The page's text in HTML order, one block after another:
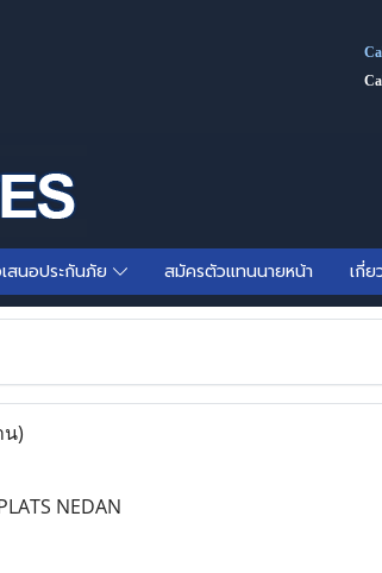
สนอประกันภัย สมัครตัวแทนนายหน้า เกี่ย
น)
NEDAN